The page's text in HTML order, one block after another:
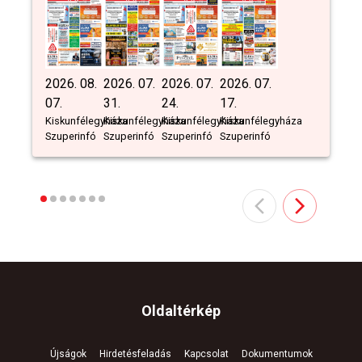
2026. 08.
07.
Kiskunfélegyháza
Szuperinfó
2026. 07.
31.
Kiskunfélegyháza
Szuperinfó
2026. 07.
24.
Kiskunfélegyháza
Szuperinfó
2026. 07.
17.
Kiskunfélegyháza
Szuperinfó
Oldaltérkép
Újságok Hirdetésfeladás Kapcsolat Dokumentumok